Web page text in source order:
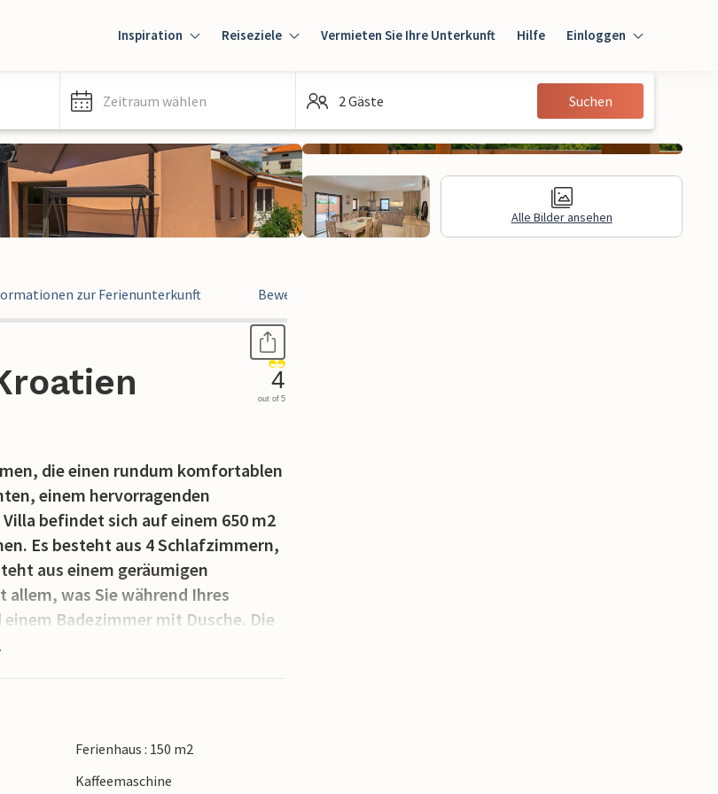
Inspiration Reiseziele Vermieten Sie Ihre Unterkunft Hilfe Einloggen
Einloggen
Gast
Zeitraum wählen 2 Gäste Suchen
Alle Bilder ansehen
zur Ferienunterkunft Bewertungen
4
out of 5
die einen rundum komfortablen
einem hervorragenden
befindet sich auf einem 650 m2
Es besteht aus 4 Schlafzimmern,
aus einem geräumigen
was Sie während Ihres
Badezimmer mit Dusche. Die
sich im Obergeschoss. Es gibt
Umgebung des Dorfes Jursici. Der
Sommertagen, während der
versammeln und Mahlzeiten im
befindet sich im südlichen
Ferienhaus : 150 m2
Kaffeemaschine